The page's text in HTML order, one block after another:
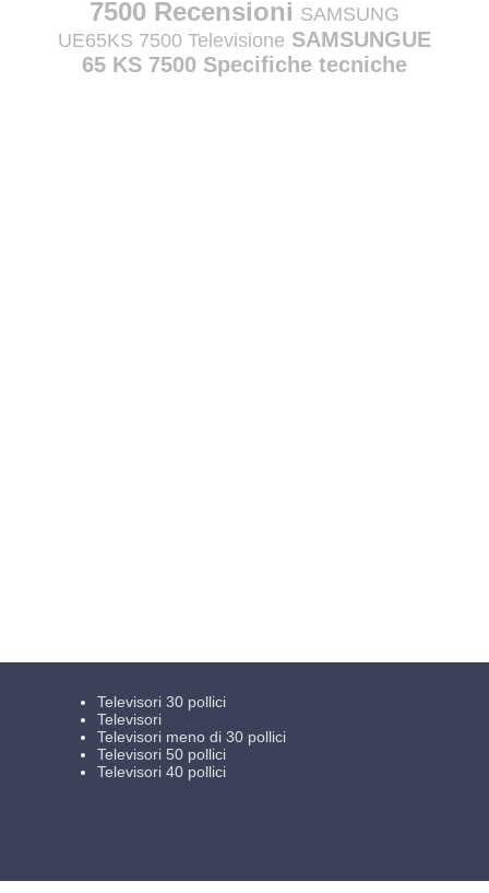
7500 Recensioni SAMSUNG
UE65KS 7500 Televisione SAMSUNGUE
65 KS 7500 Specifiche tecniche
Televisori 30 pollici
Televisori
Televisori meno di 30 pollici
Televisori 50 pollici
Televisori 40 pollici